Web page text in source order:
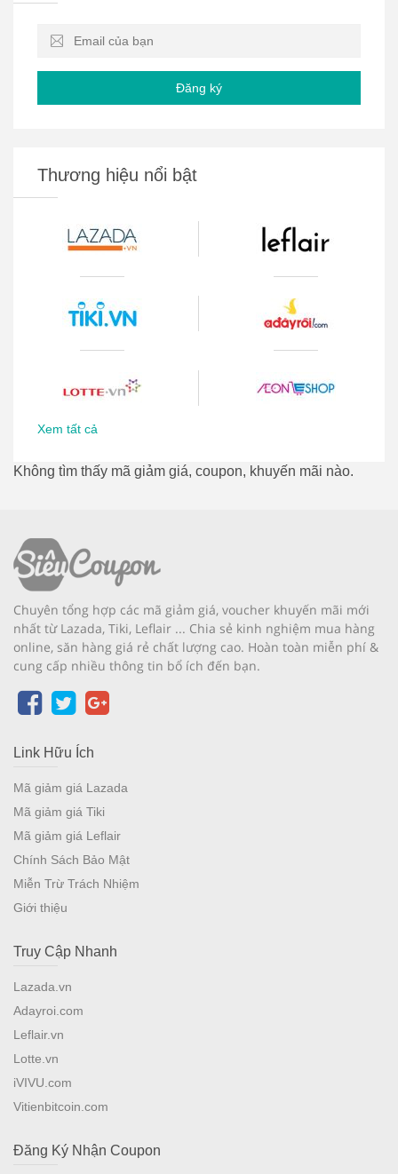
Đăng ký
Thương hiệu nổi bật
Xem tất cả
Không tìm thấy mã giảm giá, coupon, khuyến mãi nào.
Chuyên tổng hợp các mã giảm giá, voucher khuyến mãi mới
nhất từ Lazada, Tiki, Leflair ... Chia sẻ kinh nghiệm mua hàng
online, săn hàng giá rẻ chất lượng cao. Hoàn toàn miễn phí &
cung cấp nhiều thông tin bổ ích đến bạn.
Link Hữu Ích
Mã giảm giá Lazada
Mã giảm giá Tiki
Mã giảm giá Leflair
Chính Sách Bảo Mật
Miễn Trừ Trách Nhiệm
Giới thiệu
Truy Cập Nhanh
Lazada.vn
Adayroi.com
Leflair.vn
Lotte.vn
iVIVU.com
Vitienbitcoin.com
Đăng Ký Nhận Coupon